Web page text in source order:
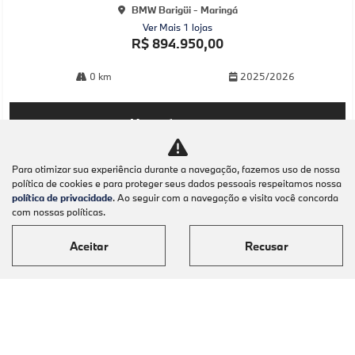
BMW Barigüi - Maringá
Ver Mais 1 lojas
R$ 894.950,00
0 km 2025/2026
Mais informações
Para otimizar sua experiência durante a navegação, fazemos uso de nossa
política de cookies e para proteger seus dados pessoais respeitamos nossa
política de privacidade. Ao seguir com a navegação e visita você concorda
com nossas políticas.
Aceitar Recusar